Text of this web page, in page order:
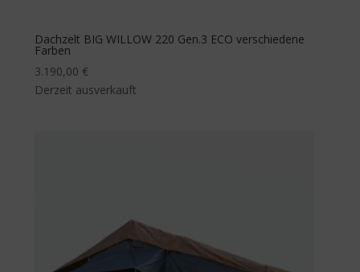
Dachzelt BIG WILLOW 220 Gen.3 ECO verschiedene
Farben
3.190,00 €
Derzeit ausverkauft